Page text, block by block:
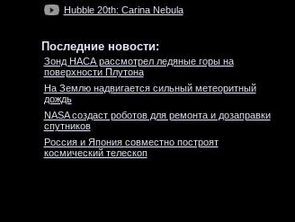
Hubble 20th: Carina Nebula
Последние новости:
Зонд НАСА рассмотрел ледяные горы на
поверхности Плутона
На Землю надвигается сильный метеоритный
дождь
NASA создаст роботов для ремонта и дозаправки
спутников
Россия и Япония совместно построят
космический телескоп